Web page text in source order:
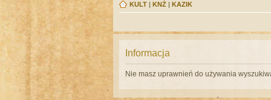
KULT | KNŻ | KAZIK
Informacja
Nie masz uprawnień do używania